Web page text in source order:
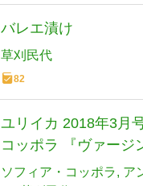
バレエ漬け
草刈民代
82
ユリイカ 2018年3月
コッポラ 『ヴァージ